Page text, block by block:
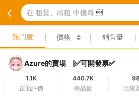
在 租賃、出租 中搜尋 
熱門度 價格 銷售量
Azure的賣場 ▕✅可開發票✅
1.1K
正面評價
440.7K
商品數
出貨